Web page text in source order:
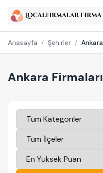
Anasayfa / Şehirler / Ankara
Ankara Firmaları